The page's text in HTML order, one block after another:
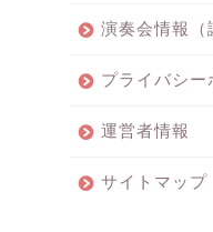
演奏会情報（
プライバシー
運営者情報
サイトマップ